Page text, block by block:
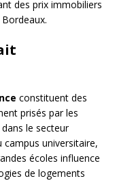
des prix immobiliers
constituent des
prisés par les
le secteur
campus universitaire,
écoles influence
de logements